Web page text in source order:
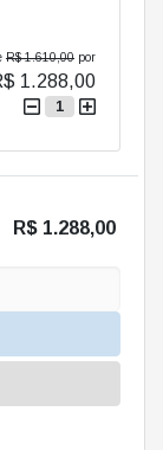
R$ 1.610,00 por
1.288,00
1
R$ 1.288,00